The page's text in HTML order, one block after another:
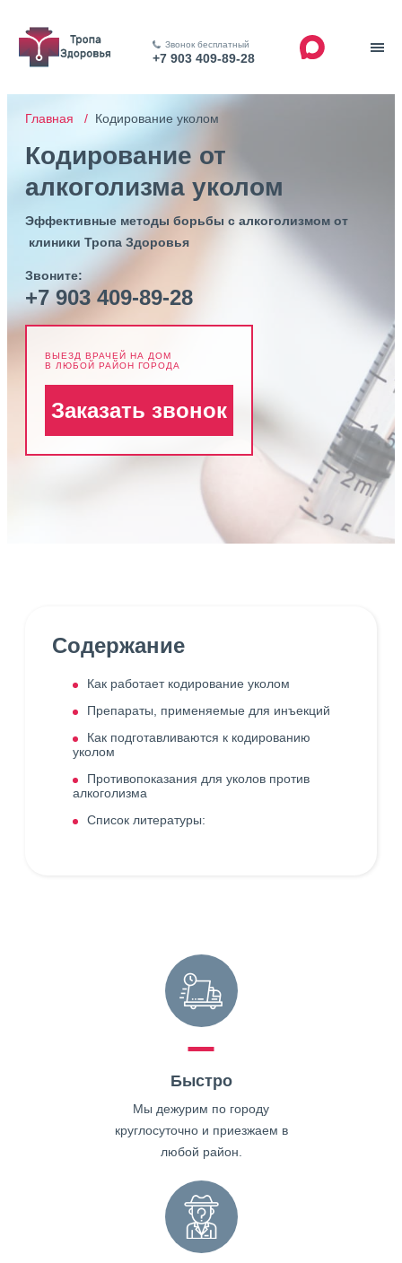
Звонок бесплатный
+7 903 409-89-28
Главная / Кодирование уколом
Кодирование от
алкоголизма уколом
Эффективные методы борьбы с алкоголизмом от
клиники Тропа Здоровья
Звоните:
+7 903 409-89-28
ВЫЕЗД ВРАЧЕЙ НА ДОМ
В ЛЮБОЙ РАЙОН ГОРОДА
Заказать звонок
Содержание
Как работает кодирование уколом
Препараты, применяемые для инъекций
Как подготавливаются к кодированию
уколом
Противопоказания для уколов против
алкоголизма
Список литературы:
Быстро
Мы дежурим по городу
круглосуточно и приезжаем в
любой район.